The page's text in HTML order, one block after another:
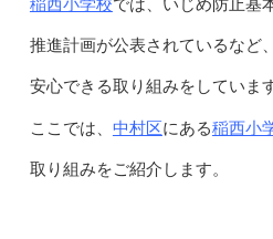
では、いじめ防止基
推進計画が公表されているなど
安心できる取り組みをしていま
ここでは、 中村区にある稲西小
取り組みをご紹介します。